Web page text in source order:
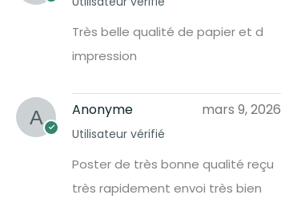
Très belle qualité de papier et d
impression
Anonyme
Utilisateur vérifié
mars 9, 2026
Poster de très bonne qualité reçu
très rapidement envoi très bien